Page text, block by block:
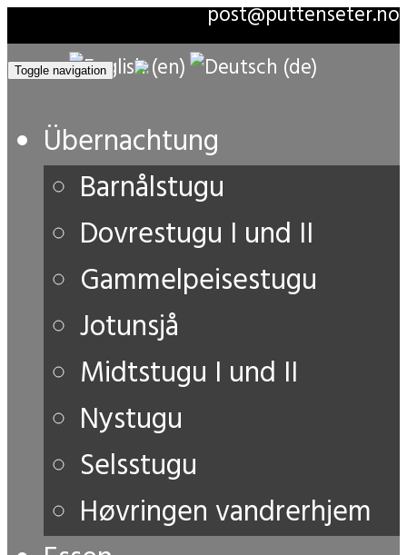
post@puttenseter.no
Toggle navigation
Übernachtung
Barnålstugu
Dovrestugu I und II
Gammelpeisestugu
Jotunsjå
Midtstugu I und II
Nystugu
Selsstugu
Høvringen vandrerhjem